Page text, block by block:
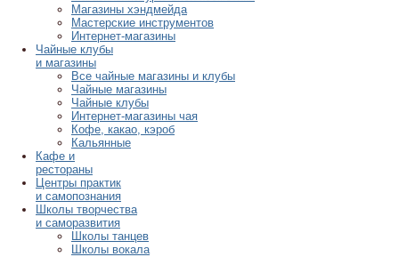
Магазины хэндмейда
Мастерские инструментов
Интернет-магазины
Чайные клубы
и магазины
Все чайные магазины и клубы
Чайные магазины
Чайные клубы
Интернет-магазины чая
Кофе, какао, кэроб
Кальянные
Кафе и
рестораны
Центры практик
и самопознания
Школы творчества
и саморазвития
Школы танцев
Школы вокала